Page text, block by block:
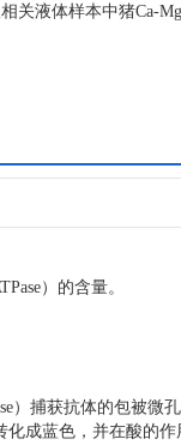
关液体样本中猪Ca-
）的含量。
）捕获抗体的包被微
成蓝色，并在酸的作